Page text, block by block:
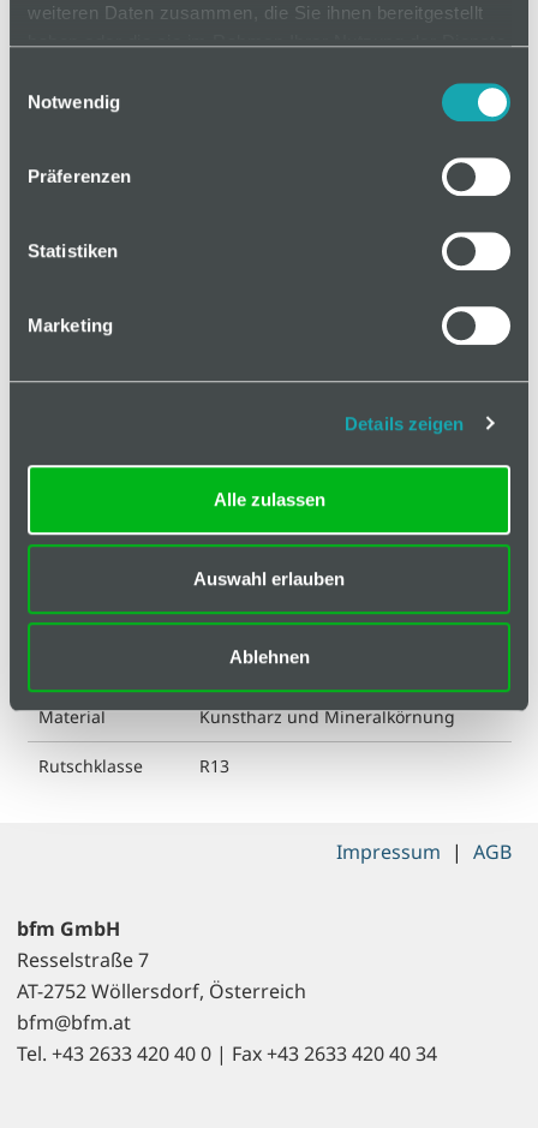
weiteren Daten zusammen, die Sie ihnen bereitgestellt
haben oder die sie im Rahmen Ihrer Nutzung der Dienste
Notwendig
Präferenzen
Statistiken
Marketing
Details zeigen
Alle zulassen
Auswahl erlauben
Ablehnen
auf Anfrage
Mindestbestellmenge: 1
In den Warenkorb
Klassifizierung
0,8 mm
Farbe Dunkelblau
1800 mm
Material Kunstharz und Mineralkörnung
Rutschklasse R13
bfm GmbH
Resselstraße 7
AT-2752 Wöllersdorf, Österreich
bfm@bfm.at
Tel. +43 2633 420 40 0 | Fax +43 2633 420 40 34
Impressum | AGB